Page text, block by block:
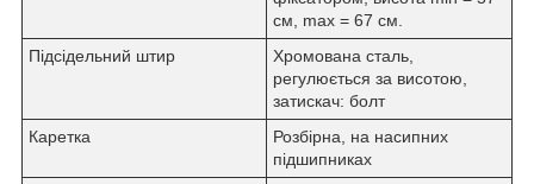
см, max = 67 см.
Підсідельний штир
Хромована сталь,
регулюється за висотою,
затискач: болт
Каретка
Розбірна, на насипних
підшипниках